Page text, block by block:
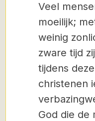
Veel
moeilijk;
weinig
zware tijd
tijdens
christenen
God die de